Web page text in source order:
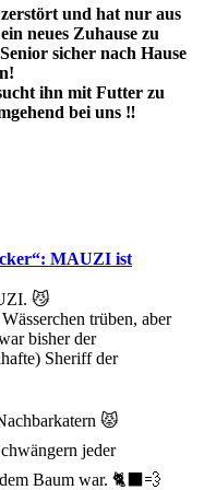
zerstört und hat nur aus
neues Zuhause zu
sicher nach Hause
ihn mit Futter zu
bei uns ‼️
MAUZI ist
😼
trüben, aber
bisher der
Sheriff der
😾
jeder
Baum war. 🐈‍⬛💨